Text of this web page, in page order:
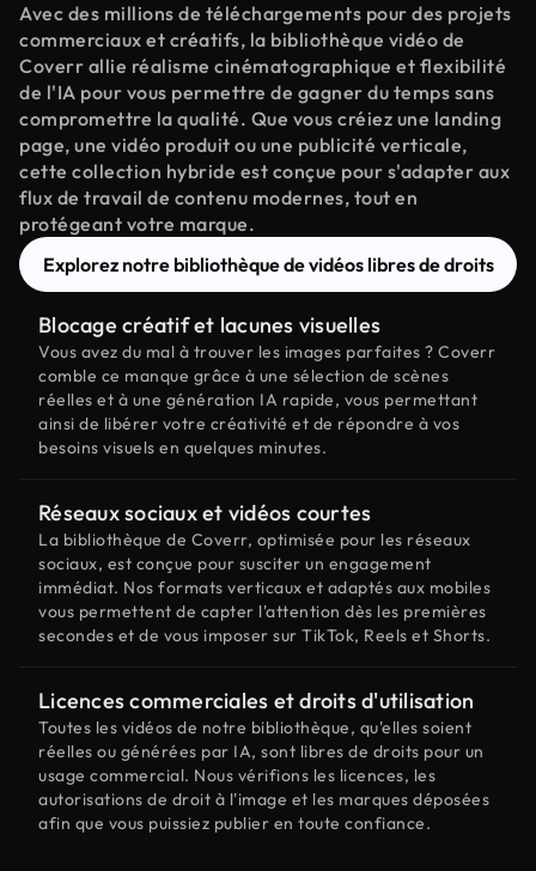
Avec des millions de téléchargements pour des projets
commerciaux et créatifs, la bibliothèque vidéo de
Coverr allie réalisme cinématographique et flexibilité
de l'IA pour vous permettre de gagner du temps sans
compromettre la qualité. Que vous créiez une landing
page, une vidéo produit ou une publicité verticale,
cette collection hybride est conçue pour s'adapter aux
flux de travail de contenu modernes, tout en
protégeant votre marque.
Explorez notre bibliothèque de vidéos libres de droits
Blocage créatif et lacunes visuelles
Vous avez du mal à trouver les images parfaites ? Coverr
comble ce manque grâce à une sélection de scènes
réelles et à une génération IA rapide, vous permettant
ainsi de libérer votre créativité et de répondre à vos
besoins visuels en quelques minutes.
Réseaux sociaux et vidéos courtes
La bibliothèque de Coverr, optimisée pour les réseaux
sociaux, est conçue pour susciter un engagement
immédiat. Nos formats verticaux et adaptés aux mobiles
vous permettent de capter l'attention dès les premières
secondes et de vous imposer sur TikTok, Reels et Shorts.
Licences commerciales et droits d'utilisation
Toutes les vidéos de notre bibliothèque, qu'elles soient
réelles ou générées par IA, sont libres de droits pour un
usage commercial. Nous vérifions les licences, les
autorisations de droit à l'image et les marques déposées
afin que vous puissiez publier en toute confiance.